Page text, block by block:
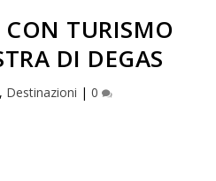
TURISMO
DI DEGAS
, Destinazioni |0